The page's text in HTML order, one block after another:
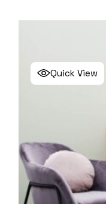
Quick View